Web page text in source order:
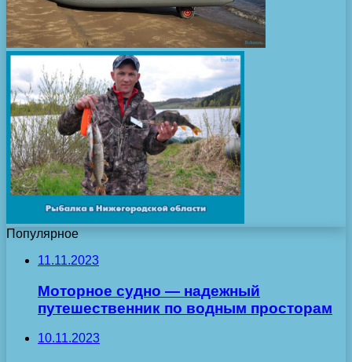
Популярное
11.11.2023
Моторное судно — надежный
путешественник по водным просторам
10.11.2023